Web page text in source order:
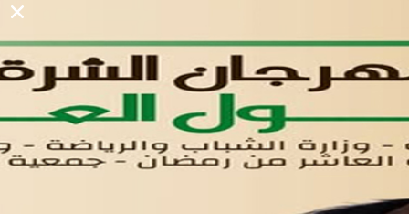
الأول
في مدينة العاشر من رمضان
الرئيسيه
القوائم
اتصل بنا